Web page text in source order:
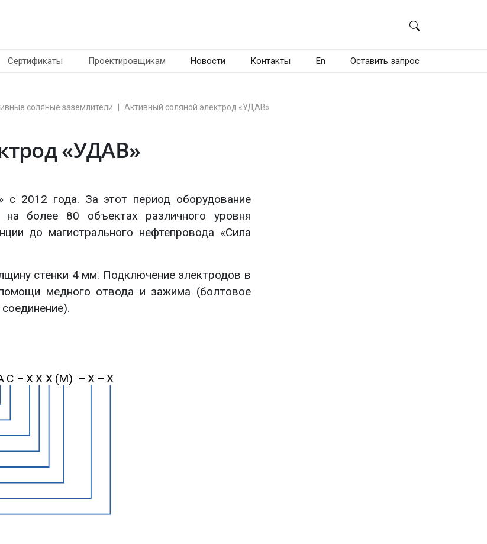
Сертификаты Проектировщикам Новости Контакты En Оставить запрос
соляные заземлители Активный соляной электрод «УДАВ»
«УДАВ»
с 2012 года. За этот период оборудование
более 80 объектах различного уровня
до магистрального нефтепровода «Сила
стенки 4 мм. Подключение электродов в
медного отвода и зажима (болтовое
С – XX X (M) – X – X